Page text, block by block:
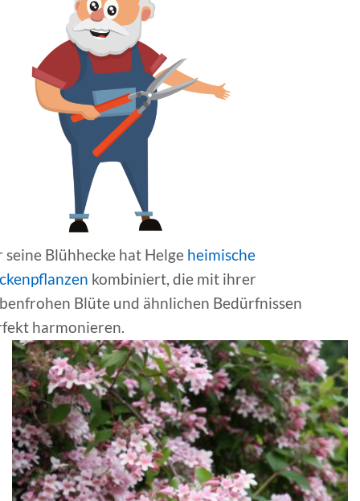
seine Blühhecke hat Helge heimische
kombiniert, die mit ihrer
Blüte und ähnlichen Bedürfnissen
harmonieren.